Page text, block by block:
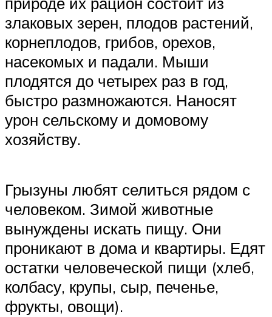
злаковых зерен, плодов растений,
корнеплодов, грибов, орехов,
насекомых и падали. Мыши
плодятся до четырех раз в год,
быстро размножаются. Наносят
урон сельскому и домовому
хозяйству.
Грызуны любят селиться рядом с
человеком. Зимой животные
вынуждены искать пищу. Они
проникают в дома и квартиры. Едят
остатки человеческой пищи (хлеб,
колбасу, крупы, сыр, печенье,
фрукты, овощи).